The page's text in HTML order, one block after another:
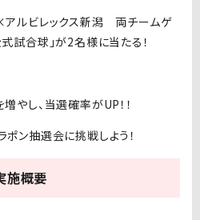
アルビレックス新潟 両チームゲ
試合球」が2名様に当たる！
やし、当選確率がUP！！
ン抽選会に挑戦しよう！
施概要